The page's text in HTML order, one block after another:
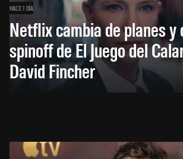
HACE 1 DÍA
Netflix cambia de planes y
spinoff de El Juego del
David Fincher